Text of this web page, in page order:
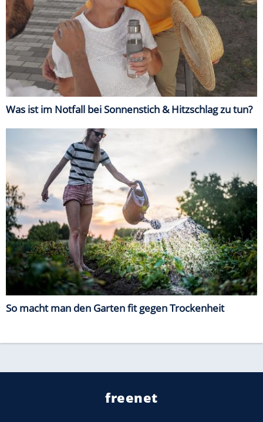
Was ist im Notfall bei Sonnenstich & Hitzschlag zu tun?
So macht man den Garten fit gegen Trockenheit
freenet